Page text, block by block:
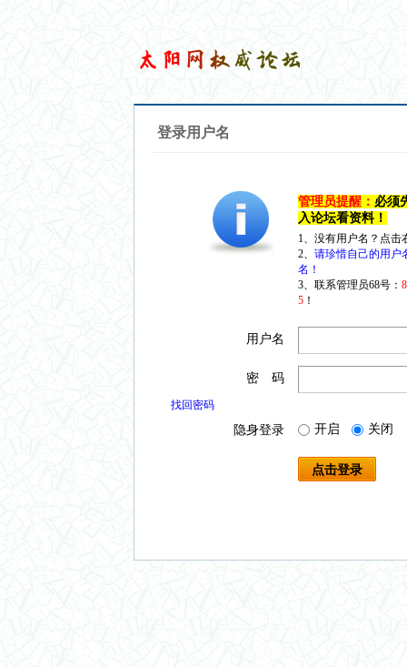
登录用户名
管理员提醒： 必须
入论坛看资料！
1、没有用户名？点
2、 请珍惜自己的用户
名！
3、联系管理员68号：
5 ！
用户名
密 码
找回密码
隐身登录 开启 关闭
点击登录